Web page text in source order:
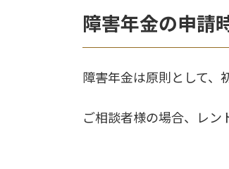
障害年金の申請
障害年金は原則として、
ご相談者様の場合、レン